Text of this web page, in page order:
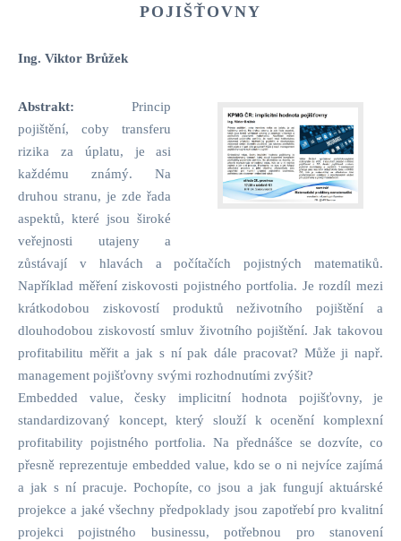
POJIŠŤOVNY
Ing. Viktor Brůžek
Abstrakt: Princip
pojištění, coby transferu
rizika za úplatu, je asi
každému známý. Na
druhou stranu, je zde řada
aspektů, které jsou široké
veřejnosti utajeny a
zůstávají v hlavách a počítačích pojistných matematiků.
Například měření ziskovosti pojistného portfolia. Je rozdíl mezi
krátkodobou ziskovostí produktů neživotního pojištění a
dlouhodobou ziskovostí smluv životního pojištění. Jak takovou
profitabilitu měřit a jak s ní pak dále pracovat? Může ji např.
management pojišťovny svými rozhodnutími zvýšit?
Embedded value, česky implicitní hodnota pojišťovny, je
standardizovaný koncept, který slouží k ocenění komplexní
profitability pojistného portfolia. Na přednášce se dozvíte, co
přesně reprezentuje embedded value, kdo se o ni nejvíce zajímá
a jak s ní pracuje. Pochopíte, co jsou a jak fungují aktuárské
projekce a jaké všechny předpoklady jsou zapotřebí pro kvalitní
projekci pojistného businessu, potřebnou pro stanovení